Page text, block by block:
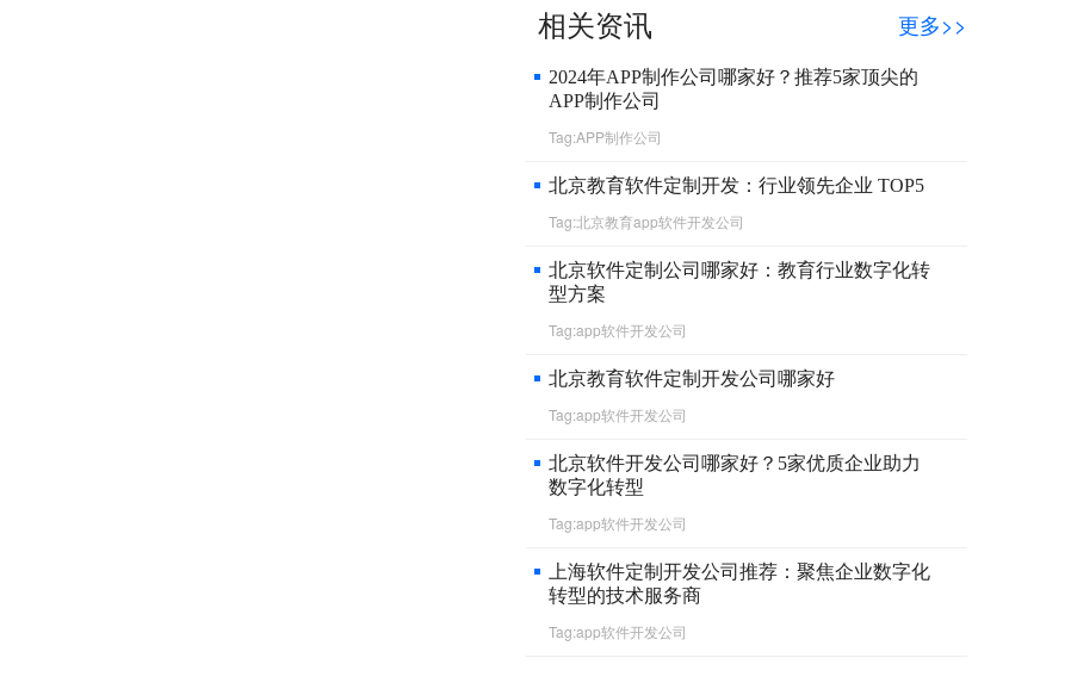
相关资讯 更多>>
2024年APP制作公司哪家好？推荐5家顶尖的
APP制作公司
Tag:APP制作公司
北京教育软件定制开发：行业领先企业 TOP5
Tag:北京教育app软件开发公司
北京软件定制公司哪家好：教育行业数字化转
型方案
Tag:app软件开发公司
‌北京教育软件定制开发公司哪家好
Tag:app软件开发公司
北京软件开发公司哪家好？5家优质企业助力
数字化转型
Tag:app软件开发公司
上海软件定制开发公司推荐：聚焦企业数字化
转型的技术服务商
Tag:app软件开发公司